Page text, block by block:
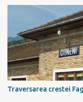
plecam decat cu
imbunatatita,
harti si cu un plan bine
sa ridice mana sus).
de dormit si mancarea
Traversarea crestei